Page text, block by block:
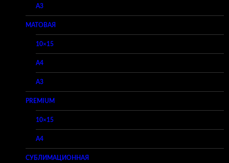
A3
МАТОВАЯ
10×15
A4
A3
PREMIUM
10×15
A4
СУБЛИМАЦИОННАЯ